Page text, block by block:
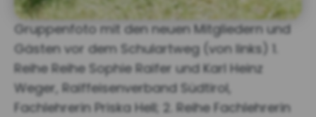
Gruppenfoto mit den neuen Mitgliedern und
Gästen vor dem Schulartweg (von links) 1.
Reihe Reihe Sophie Raifer und Karl Heinz
Weger, Raiffeisenverband Südtirol,
Fachlehrerin Priska Hell; 2. Reihe Fachlehrerin